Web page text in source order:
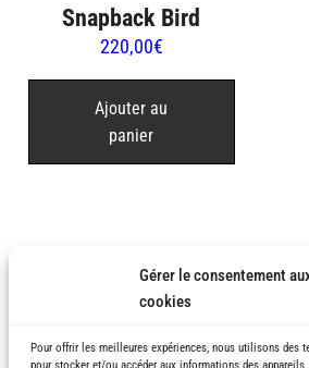
Gérer le consentement
cookies
Pour offrir les meilleures expériences, nous utilisons des
Snapback Bird
220,00€
Ajouter au
panier